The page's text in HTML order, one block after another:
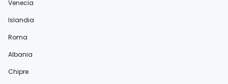
Venecia
Islandia
Roma
Albania
Chipre